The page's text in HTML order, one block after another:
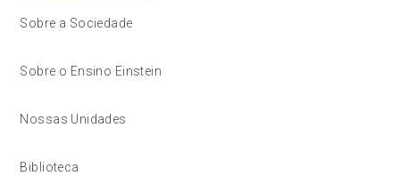
Sobre a Sociedade
Sobre o Ensino Einstein
Nossas Unidades
Biblioteca